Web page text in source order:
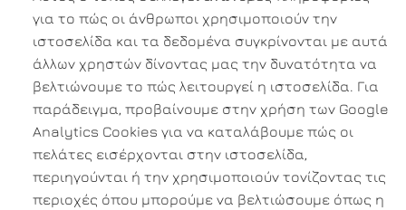
για το πώς οι άνθρωποι χρησιμοποιούν την
ιστοσελίδα και τα δεδομένα συγκρίνονται με αυτά
άλλων χρηστών δίνοντας μας την δυνατότητα να
βελτιώνουμε το πώς λειτουργεί η ιστοσελίδα. Για
παράδειγμα, προβαίνουμε στην χρήση των Google
Analytics Cookies για να καταλάβουμε πώς οι
πελάτες εισέρχονται στην ιστοσελίδα,
περιηγούνται ή την χρησιμοποιούν τονίζοντας τις
περιοχές όπου μπορούμε να βελτιώσουμε όπως η